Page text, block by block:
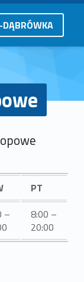
PT
–
8:00 –
20:00